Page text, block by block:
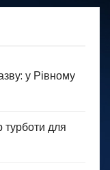
у Рівному
турботи для